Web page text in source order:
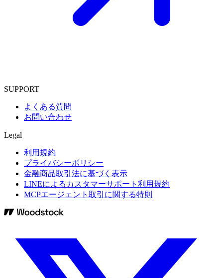
SUPPORT
よくある質問
お問い合わせ
Legal
利用規約
プライバシーポリシー
金融商品取引法に基づく表示
LINEによるカスタマーサポート利用規約
MCPエージェント取引に関する特則